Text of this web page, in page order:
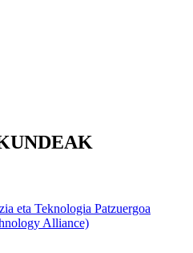
eta Teknologia Patzuergoa
Alliance)